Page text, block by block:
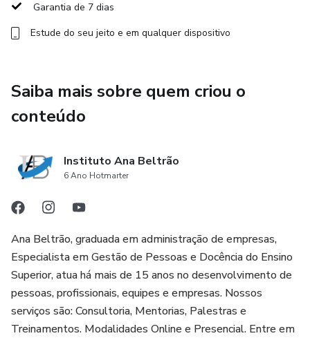
conflitos.
Descubra como criar experiências memoráveis que fazem
seus clientes voltarem sempre.
Explore estratégias de personalização e atendimento
proativo.
Gestão de Reclamações e Feedbacks:
Transforme reclamações em oportunidades de melhoria e
fidelização.
Saiba como coletar e utilizar feedbacks para aperfeiçoar
seus processos.
Garantia de 7 dias
Estude do seu jeito e em qualquer dispositivo
Saiba mais sobre quem criou o
conteúdo
Instituto Ana Beltrão
6 Ano Hotmarter
Ana Beltrão, graduada em administração de empresas,
Especialista em Gestão de Pessoas e Docência do Ensino
Superior, atua há mais de 15 anos no desenvolvimento de
pessoas, profissionais, equipes e empresas. Nossos
serviços são: Consultoria, Mentorias, Palestras e
Treinamentos. Modalidades Online e Presencial. Entre em